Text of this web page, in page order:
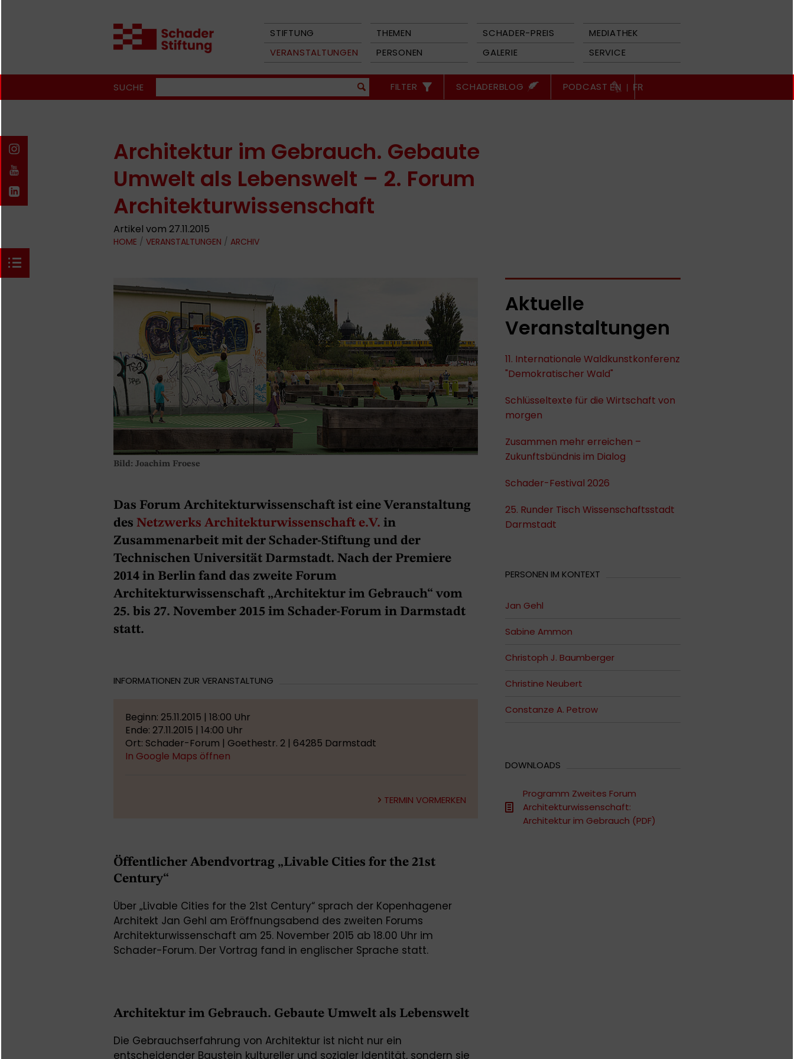
STIFTUNG THEMEN SCHADER-PREIS
MEDIATHEK
VERANSTALTUNGEN
PERSONEN GALERIE SERVICE
SUCHE FILTER SCHADERBLOG PODCAST EN | FR
Architektur im Gebrauch. Gebaute
Umwelt als Lebenswelt – 2. Forum
Architekturwissenschaft
Artikel vom 27.11.2015
HOME / VERANSTALTUNGEN / ARCHIV
Bild: Joachim Froese
Das Forum Architekturwissenschaft ist eine Veranstaltung
des Netzwerks Architekturwissenschaft e.V. in
Zusammenarbeit mit der Schader-Stiftung und der
Technischen Universität Darmstadt. Nach der Premiere
2014 in Berlin fand das zweite Forum
Architekturwissenschaft „Architektur im Gebrauch“ vom
25. bis 27. November 2015 im Schader-Forum in Darmstadt
statt.
INFORMATIONEN ZUR VERANSTALTUNG
Beginn: 25.11.2015 | 18:00 Uhr
Ende: 27.11.2015 | 14:00 Uhr
Ort: Schader-Forum | Goethestr. 2 | 64285 Darmstadt
In Google Maps öffnen
TERMIN VORMERKEN
Öffentlicher Abendvortrag „Livable Cities for the 21st
Century“
Über „Livable Cities for the 21st Century“ sprach der Kopenhagener
Architekt Jan Gehl am Eröffnungsabend des zweiten Forums
Architekturwissenschaft am 25. November 2015 ab 18.00 Uhr im
Schader-Forum. Der Vortrag fand in englischer Sprache statt.
Architektur im Gebrauch. Gebaute Umwelt als Lebenswelt
Die Gebrauchserfahrung von Architektur ist nicht nur ein
entscheidender Baustein kultureller und sozialer Identität, sondern sie
Aktuelle
Veranstaltungen
11. Internationale Waldkunstkonferenz
"Demokratischer Wald"
Schlüsseltexte für die Wirtschaft von
morgen
Zusammen mehr erreichen –
Zukunftsbündnis im Dialog
Schader-Festival 2026
25. Runder Tisch Wissenschaftsstadt
Darmstadt
PERSONEN IM KONTEXT
Jan Gehl
Sabine Ammon
Christoph J. Baumberger
Christine Neubert
Constanze A. Petrow
DOWNLOADS
Programm Zweites Forum
Architekturwissenschaft:
Architektur im Gebrauch (PDF)